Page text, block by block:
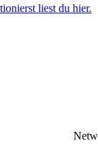
liest du hier.